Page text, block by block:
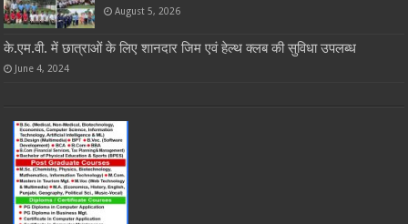
August 5, 2026
के.एम.वी. में छात्राओं के लिए शानदार जिम एवं हेल्थ क्लब की सुविधा उपलब्ध
June 4, 2024